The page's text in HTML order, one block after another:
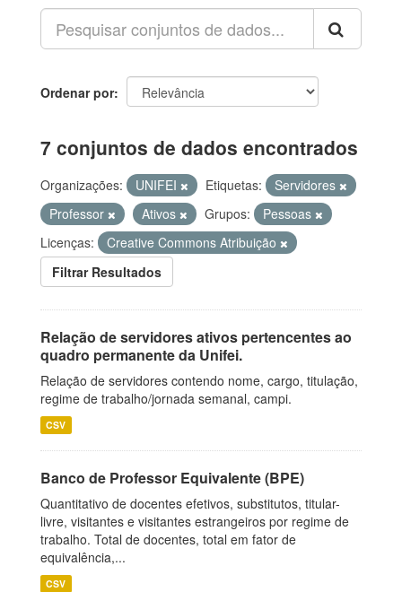
Ordenar por
7 conjuntos de dados encontrados
Organizações: UNIFEI Etiquetas:
Servidores
Professor
Ativos Grupos:
Pessoas
Licenças:
Creative Commons Atribuição
Filtrar Resultados
Relação de servidores ativos pertencentes ao
quadro permanente da Unifei.
Relação de servidores contendo nome, cargo, titulação,
regime de trabalho/jornada semanal, campi.
CSV
Banco de Professor Equivalente (BPE)
Quantitativo de docentes efetivos, substitutos, titular-
livre, visitantes e visitantes estrangeiros por regime de
trabalho. Total de docentes, total em fator de
equivalência,...
CSV